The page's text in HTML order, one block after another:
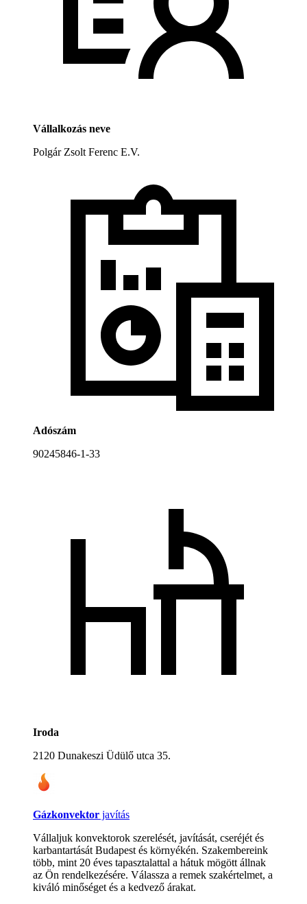
Vállalkozás neve
Polgár Zsolt Ferenc E.V.
Adószám
90245846-1-33
Iroda
2120 Dunakeszi Üdülő utca 35.
Gázkonvektor javítás
Vállaljuk konvektorok szerelését, javítását, cseréjét és
karbantartását Budapest és környékén. Szakembereink
több, mint 20 éves tapasztalattal a hátuk mögött állnak
az Ön rendelkezésére. Válassza a remek szakértelmet, a
kiváló minőséget és a kedvező árakat.